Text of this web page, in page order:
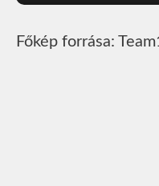
Főkép forrása: